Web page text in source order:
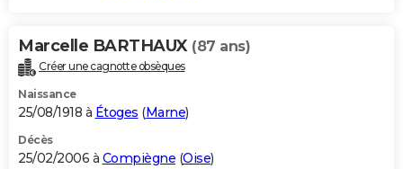
Marcelle BARTHAUX (87 ans)
Créer une cagnotte obsèques
Naissance
25/08/1918 à Étoges (Marne)
Décès
25/02/2006 à Compiègne (Oise)